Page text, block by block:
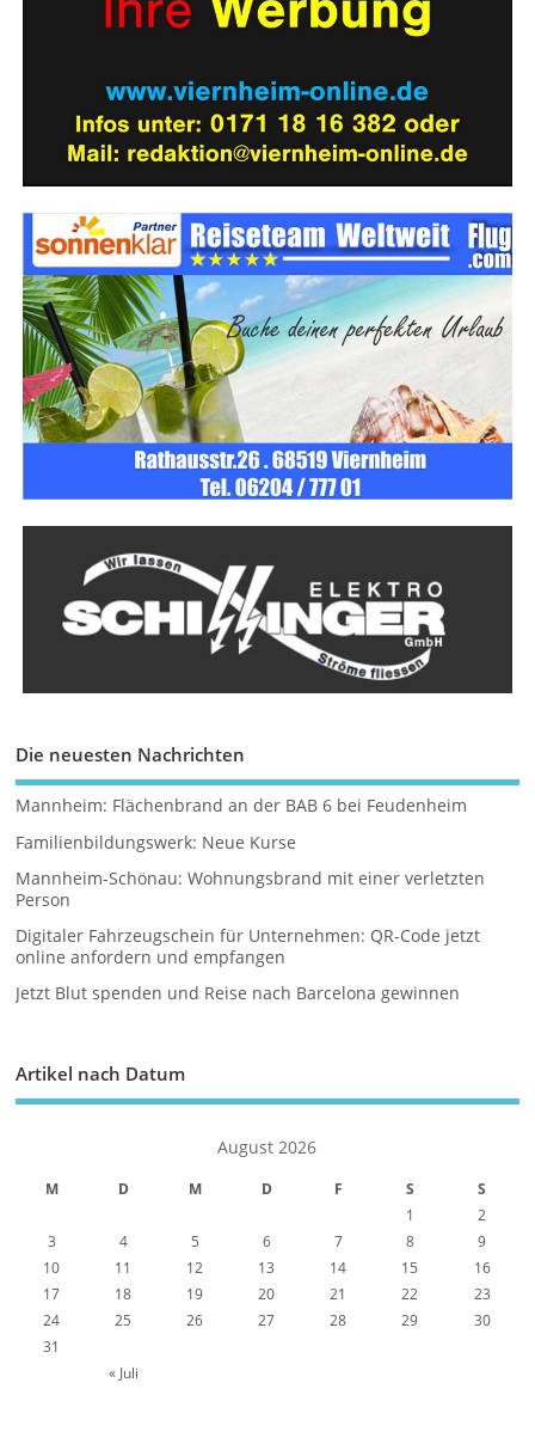
Die neuesten Nachrichten
Mannheim: Flächenbrand an der BAB 6 bei Feudenheim
Familienbildungswerk: Neue Kurse
Mannheim-Schönau: Wohnungsbrand mit einer verletzten
Person
Digitaler Fahrzeugschein für Unternehmen: QR-Code jetzt
online anfordern und empfangen
Jetzt Blut spenden und Reise nach Barcelona gewinnen
Artikel nach Datum
August 2026
M D M D F S S
« Juli
1
2
3
4 5 6 7 8
9
10
11 12 13 14 15
16
17
18 19 20 21 22
23
24
25 26 27 28 29
30
31